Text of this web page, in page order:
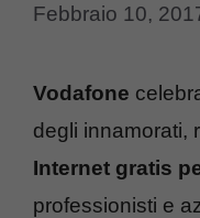
Febbraio 10,
Vodafone
degli innamorati,
Internet gratis
professionisti e